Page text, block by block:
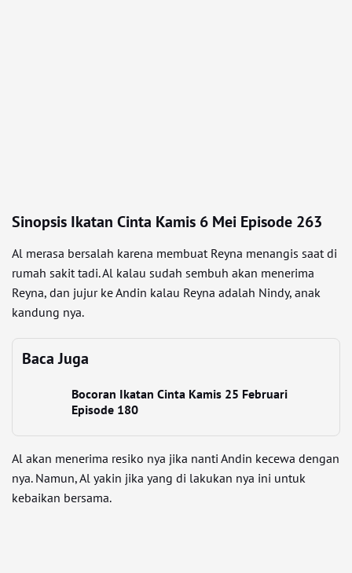
Sinopsis Ikatan Cinta Kamis 6 Mei Episode 263
Al merasa bersalah karena membuat Reyna menangis saat di
rumah sakit tadi. Al kalau sudah sembuh akan menerima
Reyna, dan jujur ke Andin kalau Reyna adalah Nindy, anak
kandung nya.
Baca Juga
Bocoran Ikatan Cinta Kamis 25 Februari
Episode 180
Al akan menerima resiko nya jika nanti Andin kecewa dengan
nya. Namun, Al yakin jika yang di lakukan nya ini untuk
kebaikan bersama.